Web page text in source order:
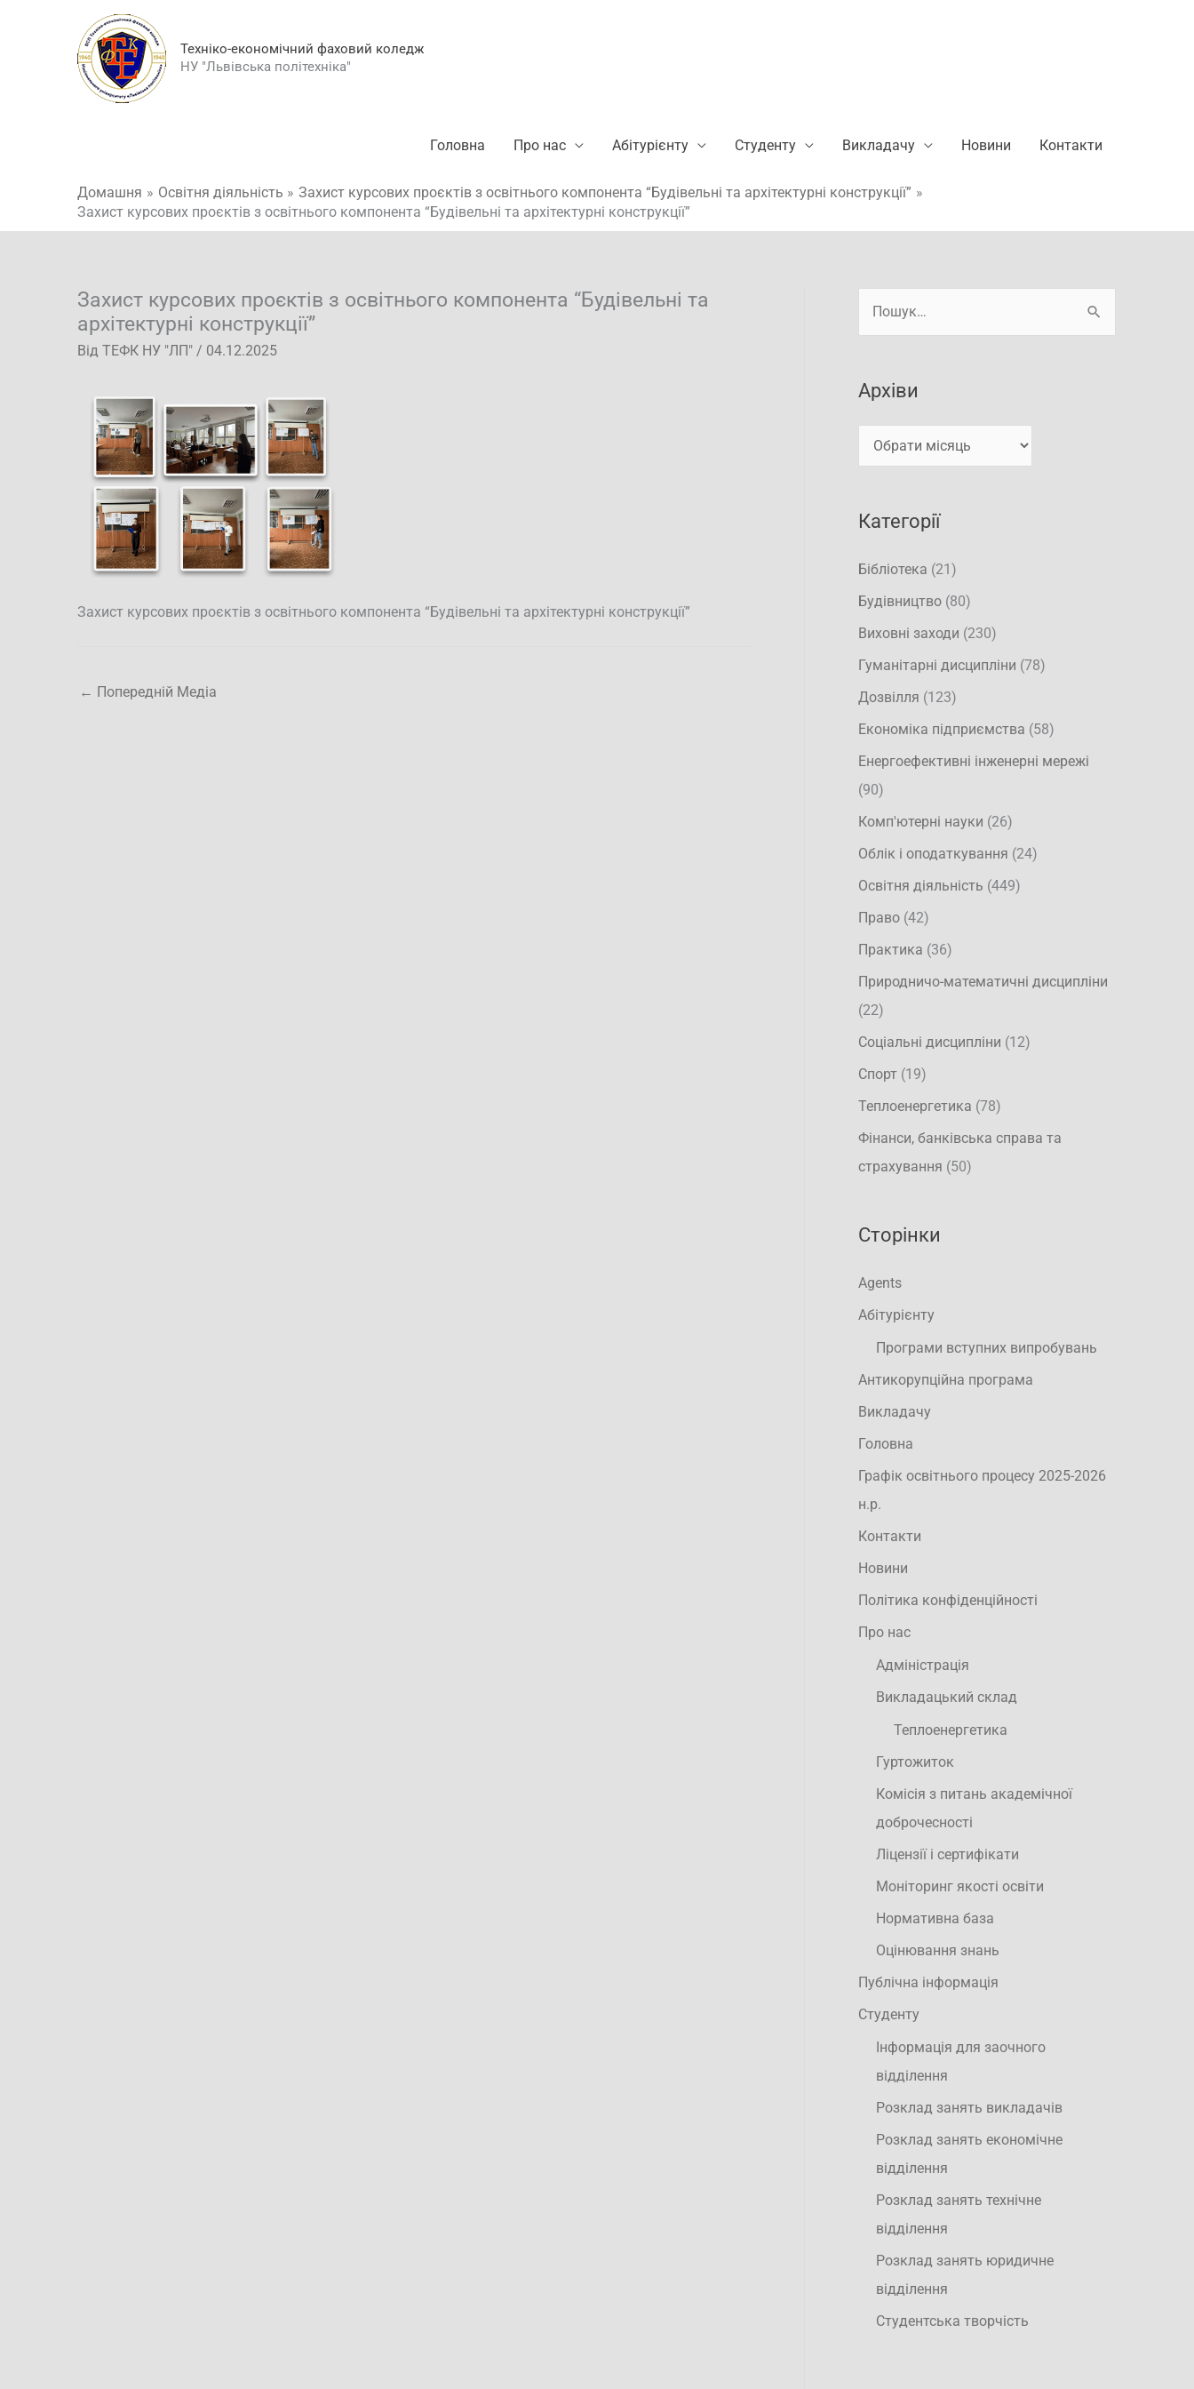
Техніко-економічний фаховий коледж
НУ "Львівська політехніка"
Головна Про нас Абітурієнту Студенту Викладачу Новини Контакти
Домашня Освітня діяльність
Захист курсових проєктів з освітнього компонента “Будівельні та архітектурні конструкції”
Захист курсових проєктів з освітнього компонента “Будівельні та архітектурні конструкції”
Захист курсових проєктів з освітнього компонента “Будівельні та
архітектурні конструкції”
Від ТЕФК НУ "ЛП" / 04.12.2025
Захист курсових проєктів з освітнього компонента “Будівельні та архітектурні конструкції”
← Попередній Медіа
а
т
Архіви
Категорії
Бібліотека (21)
Будівництво (80)
Виховні заходи (230)
Гуманітарні дисципліни (78)
Дозвілля (123)
Економіка підприємства (58)
Енергоефективні інженерні мережі
(90)
Комп'ютерні науки (26)
Облік і оподаткування (24)
Освітня діяльність (449)
Право (42)
Практика (36)
Природничо-математичні дисципліни
(22)
Соціальні дисципліни (12)
Спорт (19)
Теплоенергетика (78)
Фінанси, банківська справа та
страхування (50)
Сторінки
Agents
Абітурієнту
Програми вступних випробувань
Антикорупційна програма
Викладачу
Головна
Графік освітнього процесу 2025-2026
н.р.
Контакти
Новини
Політика конфіденційності
Про нас
Адміністрація
Викладацький склад
Теплоенергетика
Гуртожиток
Комісія з питань академічної
доброчесності
Ліцензії і сертифікати
Моніторинг якості освіти
Нормативна база
Оцінювання знань
Публічна інформація
Студенту
Інформація для заочного
відділення
Розклад занять викладачів
Розклад занять економічне
відділення
Розклад занять технічне
відділення
Розклад занять юридичне
відділення
Студентська творчість